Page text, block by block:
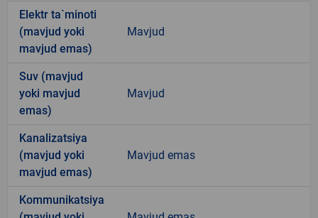
Elektr ta`minoti
(mavjud yoki
mavjud emas)
Mavjud
Suv (mavjud
yoki mavjud
emas)
Mavjud
Kanalizatsiya
(mavjud yoki
mavjud emas)
Mavjud emas
Kommunikatsiya